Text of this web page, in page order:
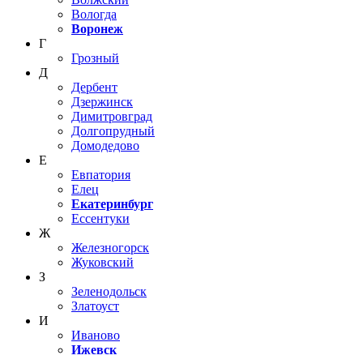
Вологда
Воронеж
Г
Грозный
Д
Дербент
Дзержинск
Димитровград
Долгопрудный
Домодедово
Е
Евпатория
Елец
Екатеринбург
Ессентуки
Ж
Железногорск
Жуковский
З
Зеленодольск
Златоуст
И
Иваново
Ижевск